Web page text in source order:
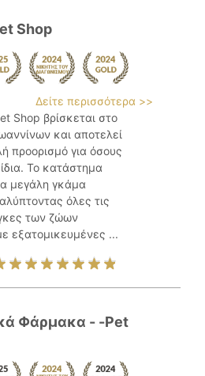
Shop
Δείτε περισσότερα >>
Shop βρίσκεται στο
και αποτελεί
προορισμό για όσους
Το κατάστημα
μεγάλη γκάμα
όλες τις
των ζώων
εξατομικευμένες ...
Φάρμακα - -Pet